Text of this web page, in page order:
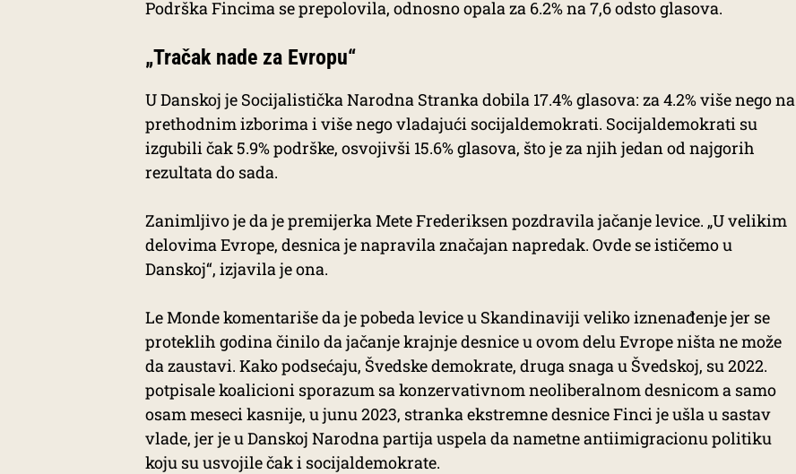
Podrška Fincima se prepolovila, odnosno opala za 6.2% na 7,6 odsto glasova.
„Tračak nade za Evropu“
U Danskoj je Socijalistička Narodna Stranka dobila 17.4% glasova: za 4.2% više nego na
prethodnim izborima i više nego vladajući socijaldemokrati. Socijaldemokrati su
izgubili čak 5.9% podrške, osvojivši 15.6% glasova, što je za njih jedan od najgorih
rezultata do sada.
Zanimljivo je da je premijerka Mete Frederiksen pozdravila jačanje levice. „U velikim
delovima Evrope, desnica je napravila značajan napredak. Ovde se ističemo u
Danskoj“, izjavila je ona.
Le Monde komentariše da je pobeda levice u Skandinaviji veliko iznenađenje jer se
proteklih godina činilo da jačanje krajnje desnice u ovom delu Evrope ništa ne može
da zaustavi. Kako podsećaju, Švedske demokrate, druga snaga u Švedskoj, su 2022.
potpisale koalicioni sporazum sa konzervativnom neoliberalnom desnicom a samo
osam meseci kasnije, u junu 2023, stranka ekstremne desnice Finci je ušla u sastav
vlade, jer je u Danskoj Narodna partija uspela da nametne antiimigracionu politiku
koju su usvojile čak i socijaldemokrate.